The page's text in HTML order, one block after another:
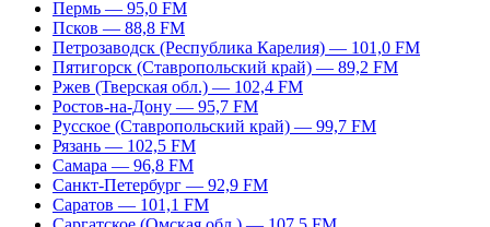
Пермь — 95,0 FM
Псков — 88,8 FM
Петрозаводск (Республика Карелия) — 101,0 FM
Пятигорск (Ставропольский край) — 89,2 FM
Ржев (Тверская обл.) — 102,4 FM
Ростов-на-Дону — 95,7 FM
Русское (Ставропольский край) — 99,7 FM
Рязань — 102,5 FM
Самара — 96,8 FM
Санкт-Петербург — 92,9 FM
Саратов — 101,1 FM